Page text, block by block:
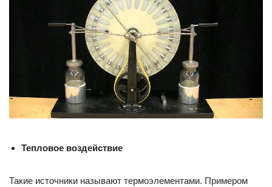
Тепловое воздействие
Такие источники называют термоэлементами. Примером